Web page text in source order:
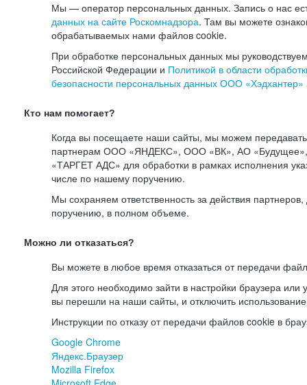
Мы — оператор персональных данных. Запись о нас
данных на сайте Роскомнадзора. Там вы можете
обрабатываемых нами файлов cookie.
При обработке персональных данных мы
Российской Федерации и Политикой в области
безопасности персональных данных ООО «Хэдхантер»
Кто нам помогает?
Когда вы посещаете наши сайты, мы можем
партнерам ООО «ЯНДЕКС», ООО «ВК», АО
«ТАРГЕТ АДС» для обработки в рамках исполнения
числе по нашему поручению.
Мы сохраняем ответственность за действия
поручению, в полном объеме.
Можно ли отказаться?
Вы можете в любое время отказаться от передачи
Для этого необходимо зайти в настройки браузера или
вы перешли на наши сайты, и отключить
Инструкции по отказу от передачи файлов cookie в
Google Chrome
Яндекс.Браузер
Mozilla Firefox